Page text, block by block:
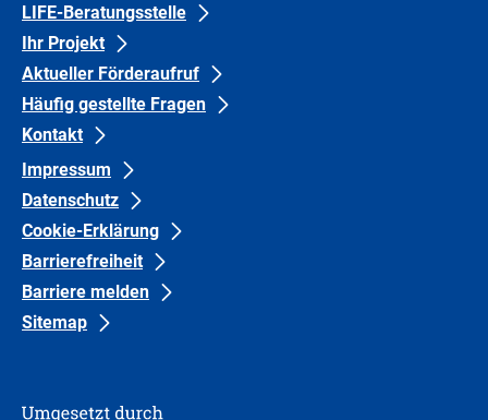
links
Gruppe
1
LIFE-Beratungsstelle
Ihr Projekt
Aktueller Förderaufruf
Häufig gestellte Fragen
Kontakt
links
Gruppe
0
Impressum
Datenschutz
Cookie-Erklärung
Barrierefreiheit
Barriere melden
Sitemap